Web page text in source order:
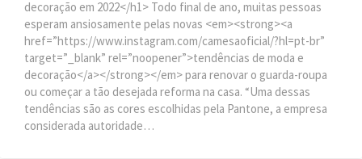
decoração em 2022</h1> Todo final de ano, muitas pessoas
esperam ansiosamente pelas novas <em><strong><a
href=”https://www.instagram.com/camesaoficial/?hl=pt-br”
target=”_blank” rel=”noopener”>tendências de moda e
decoração</a></strong></em> para renovar o guarda-roupa
ou começar a tão desejada reforma na casa. “Uma dessas
tendências são as cores escolhidas pela Pantone, a empresa
considerada autoridade…